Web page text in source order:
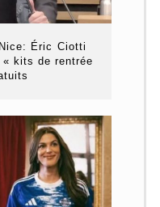
Éric Ciotti
kits de rentrée